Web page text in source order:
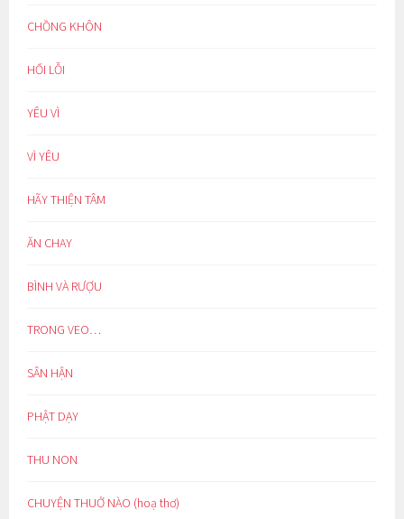
CHỒNG KHÔN
HỐI LỖI
YÊU VÌ
VÌ YÊU
HÃY THIỆN TÂM
ĂN CHAY
BÌNH VÀ RƯỢU
TRONG VEO…
SÂN HẬN
PHẬT DẠY
THU NON
CHUYỆN THUỞ NÀO (hoạ thơ)